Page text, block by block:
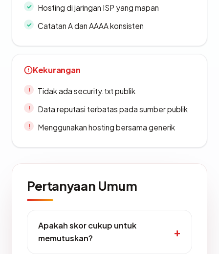
Hosting di jaringan ISP yang mapan
Catatan A dan AAAA konsisten
Kekurangan
Tidak ada security.txt publik
Data reputasi terbatas pada sumber publik
Menggunakan hosting bersama generik
Pertanyaan Umum
Apakah skor cukup untuk
memutuskan?